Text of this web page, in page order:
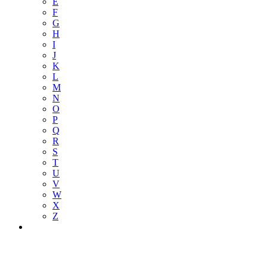
F
G
H
I
J
K
L
M
N
O
P
Q
R
S
T
U
V
W
X
Z